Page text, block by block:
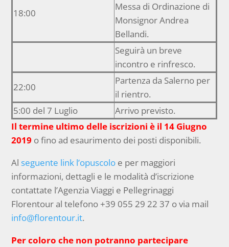
18:00
Messa di Ordinazione di
Monsignor Andrea
Bellandi.
Seguirà un breve
incontro e rinfresco.
22:00
Partenza da Salerno per
il rientro.
5:00 del 7 Luglio
Arrivo previsto.
Il termine ultimo delle iscrizioni è il 14 Giugno
2019 o fino ad esaurimento dei posti disponibili.
Al seguente link l’opuscolo e per maggiori
informazioni, dettagli e le modalità d’iscrizione
contattate l’Agenzia Viaggi e Pellegrinaggi
Florentour al telefono +39 055 29 22 37 o via mail
info@florentour.it.
Per coloro che non potranno partecipare